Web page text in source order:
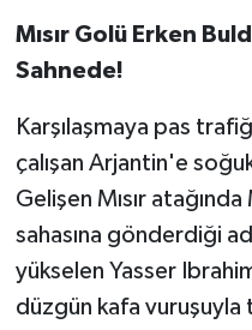
Mısır Golü Erken
Sahnede!
Karşılaşmaya pas
çalışan Arjantin'e
Gelişen Mısır
sahasına gönderdiği
yükselen Yasser
düzgün kafa
Manyas
OTOMOTİV
Resmi İlanlar